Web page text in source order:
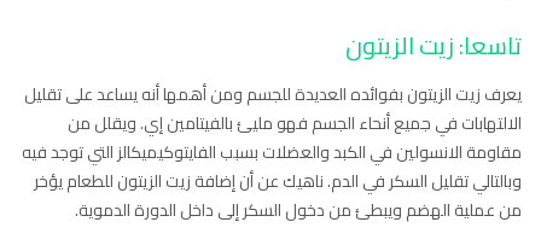
تاسعا: زيت الزيتون
يعرف زيت الزيتون بفوائده العديدة للجسم ومن أهمها أنه يساعد على تقليل
الالتهابات في جميع أنحاء الجسم فهو مليئ بالفيتامين إي. ويقلل من
مقاومة الانسولين في الكبد والعضلات بسبب الفايتوكيميكالز التي توجد فيه
وبالتالي تقليل السكر في الدم. ناهيك عن أن إضافة زيت الزيتون للطعام يؤخر
من عملية الهضم ويبطئ من دخول السكر إلى داخل الدورة الدموية.